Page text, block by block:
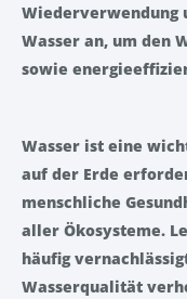
Wiederverwendung
Wasser an, um den
sowie
Wasser ist eine
auf der Erde
menschliche
aller Ökosysteme.
häufig
Wasserqualität